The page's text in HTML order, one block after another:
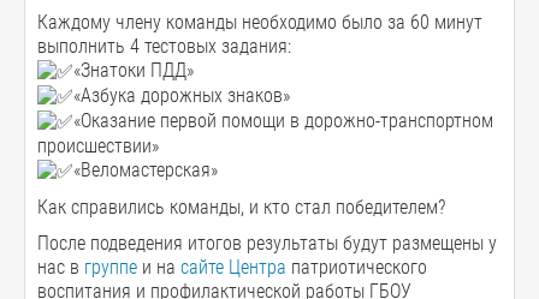
Каждому члену команды необходимо было за 60 минут
выполнить 4 тестовых задания:
«Знатоки ПДД»
«Азбука дорожных знаков»
«Оказание первой помощи в дорожно-транспортном
происшествии»
«Веломастерская»
Как справились команды, и кто стал победителем?
После подведения итогов результаты будут размещены у
нас в группе и на сайте Центра патриотического
воспитания и профилактической работы ГБОУ